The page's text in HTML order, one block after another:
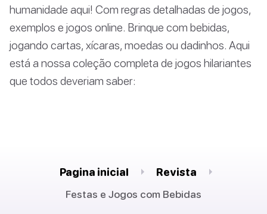
humanidade aqui! Com regras detalhadas de jogos,
exemplos e jogos online. Brinque com bebidas,
jogando cartas, xícaras, moedas ou dadinhos. Aqui
está a nossa coleção completa de jogos hilariantes
que todos deveriam saber:
Pagina inicial
Revista
Festas e Jogos com Bebidas